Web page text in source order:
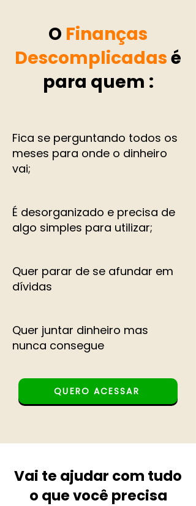
O Finanças
Descomplicadasé
para quem :
Fica se perguntando todos os
meses para onde o dinheiro
vai;
É desorganizado e precisa de
algo simples para utilizar;
Quer parar de se afundar em
dívidas
Quer juntar dinheiro mas
nunca consegue
QUERO ACESSAR
Vai te ajudar com tudo
o que você precisa